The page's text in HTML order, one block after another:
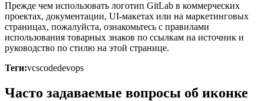
Прежде чем использовать логотип GitLab в коммерческих
проектах, документации, UI-макетах или на маркетинговых
страницах, пожалуйста, ознакомьтесь с правилами
использования товарных знаков по ссылкам на источник и
руководство по стилю на этой странице.
Теги:vcscodedevops
Часто задаваемые вопросы об иконке